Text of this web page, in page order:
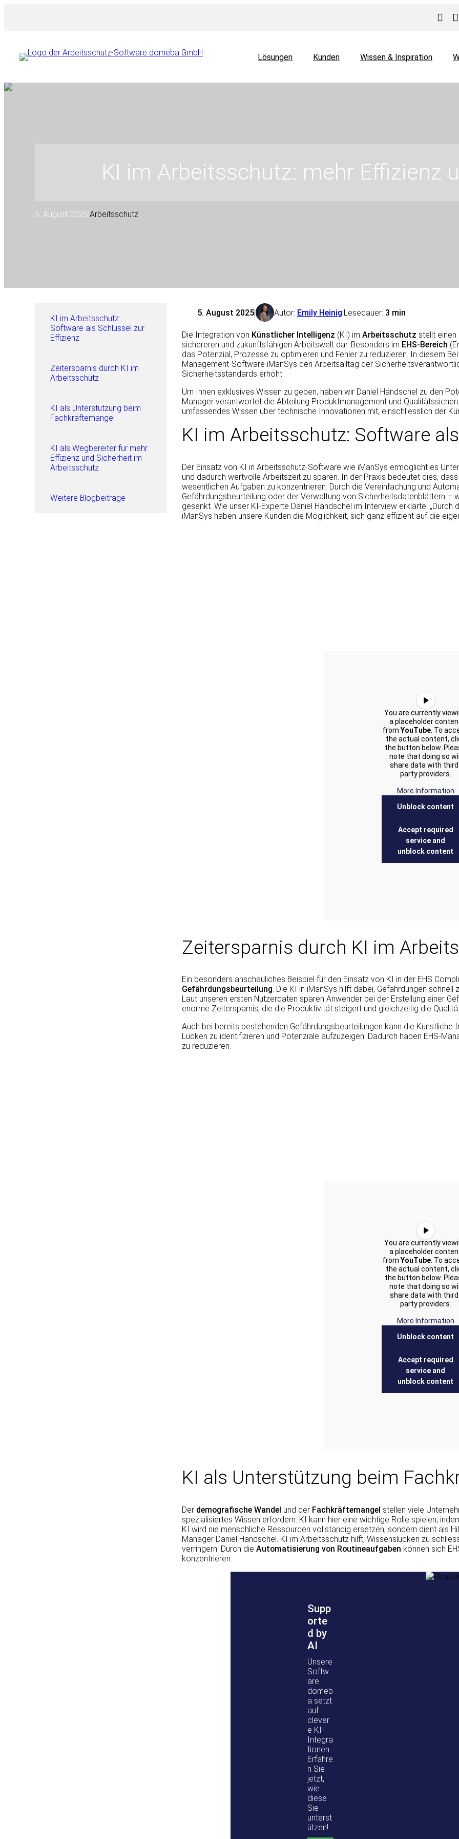
Lösungen Kunden Wissen & Inspiration
KI im Arbeitsschutz: mehr Effizienz
5. August 2025|Arbeitsschutz
KI im Arbeitsschutz:
Software als Schlüssel zur
Effizienz
Zeitersparnis durch KI im
Arbeitsschutz
KI als Unterstützung beim
Fachkräftemangel
KI als Wegbereiter für mehr
Effizienz und Sicherheit im
Arbeitsschutz
Weitere Blogbeiträge
5. August 2025| Autor: Emily Heinig|Lesedauer: 3 min
Die Integration von Künstlicher Intelligenz (KI) im Arbeitsschutz stellt einen
sichereren und zukunftsfähigen Arbeitswelt dar. Besonders im EHS-Bereich
das Potenzial, Prozesse zu optimieren und Fehler zu reduzieren. In diesem
Management-Software iManSys den Arbeitsalltag der
Sicherheitsstandards erhöht.
Um Ihnen exklusives Wissen zu geben, haben wir Daniel Händschel zu den
Manager verantwortet die Abteilung Produktmanagement und
umfassendes Wissen über technische Innovationen mit, einschliesslich der
KI im Arbeitsschutz: Software
Der Einsatz von KI in Arbeitsschutz-Software wie iManSys ermöglicht es
und dadurch wertvolle Arbeitszeit zu sparen. In der Praxis bedeutet dies,
wesentlichen Aufgaben zu konzentrieren. Durch die Vereinfachung und
Gefährdungsbeurteilung oder der Verwaltung von Sicherheitsdatenblättern –
gesenkt. Wie unser KI-Experte Daniel Händschel im Interview erklärte:
iManSys haben unsere Kunden die Möglichkeit, sich ganz effizient auf die
You are currently
a placeholder
from YouTube. To
the actual content,
the button below.
note that doing so will
share data with
party providers.
More Information
Unblock content
Accept required
service and
unblock content
Zeitersparnis durch KI im
Ein besonders anschauliches Beispiel für den Einsatz von KI in der EHS
Gefährdungsbeurteilung. Die KI in iManSys hilft dabei, Gefährdungen
Laut unseren ersten Nutzerdaten sparen Anwender bei der Erstellung einer
enorme Zeitersparnis, die die Produktivität steigert und gleichzeitig die
Auch bei bereits bestehenden Gefährdungsbeurteilungen kann die
Lücken zu identifizieren und Potenziale aufzuzeigen. Dadurch haben EHS-
zu reduzieren.
You are currently
a placeholder
from YouTube. To
the actual content,
the button below.
note that doing so will
share data with
party providers.
More Information
Unblock content
Accept required
service and
unblock content
KI als Unterstützung beim
Der demografische Wandel und der Fachkräftemangel stellen viele
spezialisiertes Wissen erfordern. KI kann hier eine wichtige Rolle spielen,
KI wird nie menschliche Ressourcen vollständig ersetzen, sondern dient als
Manager Daniel Händschel. KI im Arbeitsschutz hilft, Wissenslücken zu
verringern. Durch die Automatisierung von Routineaufgaben können sich
konzentrieren.
Supp
orte
d by
AI
Unsere
Softw
are
domeb
a setzt
auf
clever
e KI-
Integra
tionen.
Erfahre
n Sie
jetzt,
wie
diese
Sie
unterst
ützen!